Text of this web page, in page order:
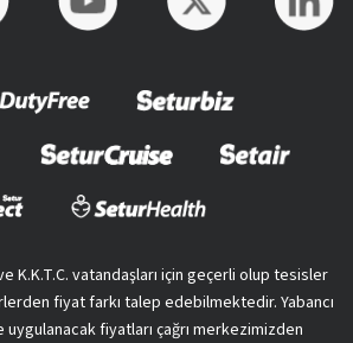
K.K.T.C. vatandaşları için geçerli olup tesisler
fiyat farkı talep edebilmektedir. Yabancı
fiyatları çağrı merkezimizden